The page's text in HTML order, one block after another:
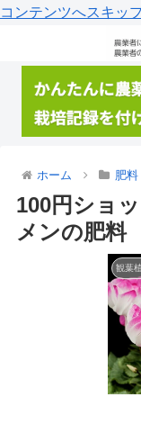
コンテンツへスキッ
ホーム 肥料
100円ショ
メンの肥料
観葉